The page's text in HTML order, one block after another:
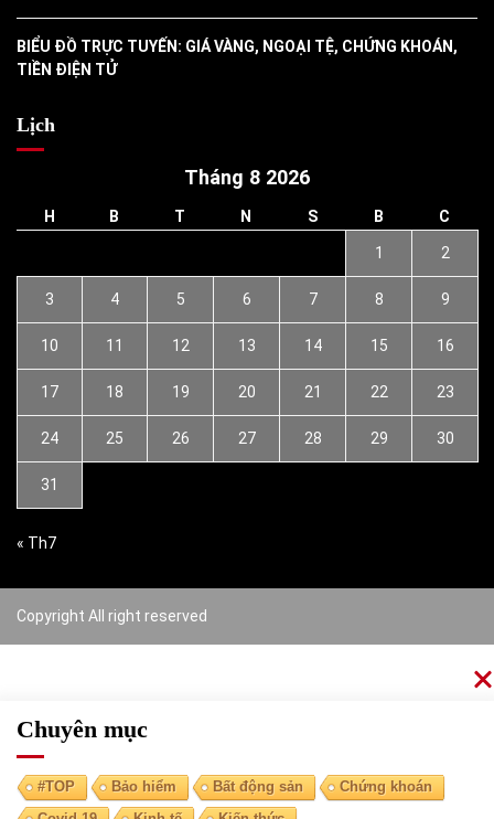
BIỂU ĐỒ TRỰC TUYẾN: GIÁ VÀNG, NGOẠI TỆ, CHỨNG KHOÁN,
TIỀN ĐIỆN TỬ
Lịch
Tháng 8 2026
H B T N S B C
1 2
3 4 5 6 7 8 9
10 11 12 13 14 15 16
17 18 19 20 21 22 23
24 25 26 27 28 29 30
31
« Th7
Copyright All right reserved
Chuyên mục
#TOP Bảo hiểm Bất động sản
Chứng khoán